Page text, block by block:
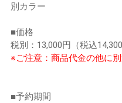
別カラー
■価格
税別：13,000円（税込14,300
※ご注意：商品代金の他に
■予約期間